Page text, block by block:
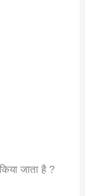
जाता है ?